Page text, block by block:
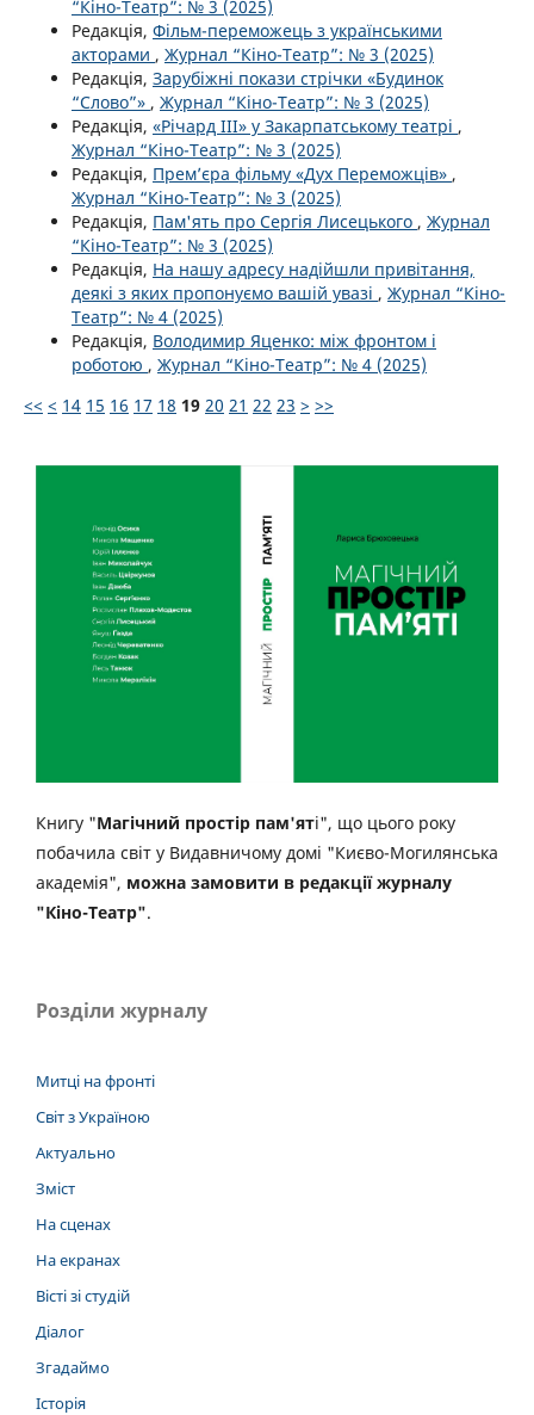
“Кіно-Театр”: № 3 (2025)
Редакція, Фільм-переможець з українськими
акторами , Журнал “Кіно-Театр”: № 3 (2025)
Редакція, Зарубіжні покази стрічки «Будинок
“Слово”» , Журнал “Кіно-Театр”: № 3 (2025)
Редакція, «Річард ІІІ» у Закарпатському театрі ,
Журнал “Кіно-Театр”: № 3 (2025)
Редакція, Прем’єра фільму «Дух Переможців» ,
Журнал “Кіно-Театр”: № 3 (2025)
Редакція, Пам'ять про Сергія Лисецького , Журнал
“Кіно-Театр”: № 3 (2025)
Редакція, На нашу адресу надійшли привітання,
деякі з яких пропонуємо вашій увазі , Журнал “Кіно-
Театр”: № 4 (2025)
Редакція, Володимир Яценко: між фронтом і
роботою , Журнал “Кіно-Театр”: № 4 (2025)
<< < 14 15 16 17 18 19 20 21 22 23 > >>
Книгу "Магічний простір пам'яті", що цього року
побачила світ у Видавничому домі "Києво-Могилянська
академія", можна замовити в редакції журналу
"Кіно-Театр".
Розділи журналу
Митці на фронті
Світ з Україною
Актуально
Зміст
На сценах
На екранах
Вісті зі студій
Діалог
Згадаймо
Історія